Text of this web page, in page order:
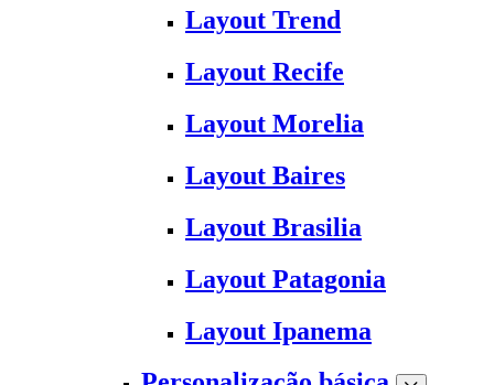
Layout Trend
Layout Recife
Layout Morelia
Layout Baires
Layout Brasilia
Layout Patagonia
Layout Ipanema